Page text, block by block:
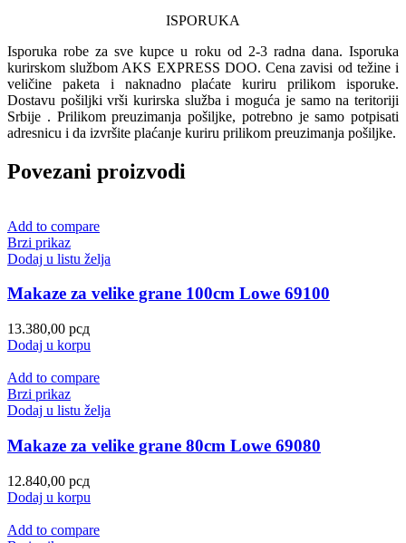
ISPORUKA
Isporuka robe za sve kupce u roku od 2-3 radna dana. Isporuka
kurirskom službom AKS EXPRESS DOO. Cena zavisi od težine i
veličine paketa i naknadno plaćate kuriru prilikom isporuke.
Dostavu pošiljki vrši kurirska služba i moguća je samo na teritoriji
Srbije . Prilikom preuzimanja pošiljke, potrebno je samo potpisati
adresnicu i da izvršite plaćanje kuriru prilikom preuzimanja pošiljke.
Povezani proizvodi
Add to compare
Brzi prikaz
Dodaj u listu želja
Makaze za velike grane 100cm Lowe 69100
13.380,00 рсд
Dodaj u korpu
Add to compare
Brzi prikaz
Dodaj u listu želja
Makaze za velike grane 80cm Lowe 69080
12.840,00 рсд
Dodaj u korpu
Add to compare